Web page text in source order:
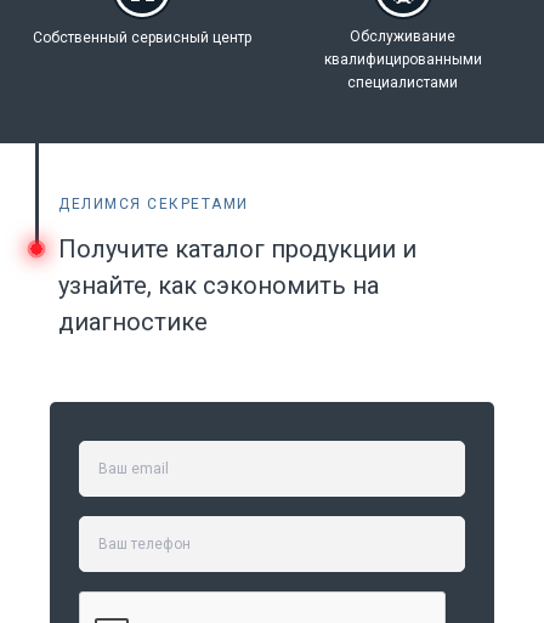
Собственный сервисный центр
Обслуживание
квалифицированными
специалистами
ДЕЛИМСЯ СЕКРЕТАМИ
Получите каталог продукции и
узнайте, как сэкономить на
диагностике